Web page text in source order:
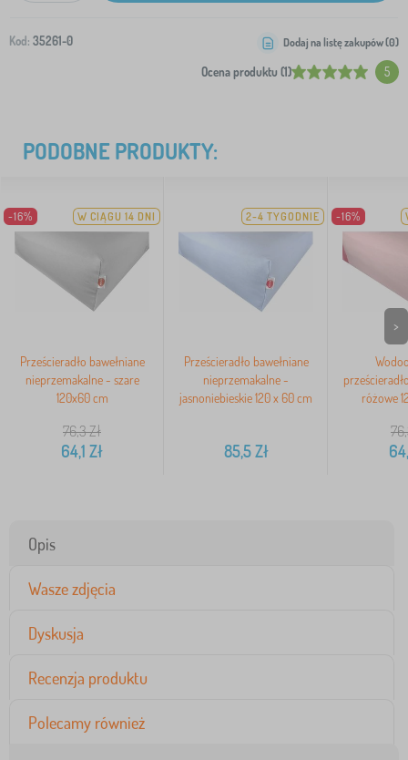
Kod: 35261-0
Ocena produktu (1) 5
Dodaj na listę zakupów (0)
PODOBNE PRODUKTY:
-16% W CIĄGU 14 DNI
Prześcieradło bawełniane
nieprzemakalne - szare
120x60 cm
76,3Zł
64,1 Zł
2-4 TYGODNIE
Prześcieradło bawełniane
nieprzemakalne -
jasnoniebieskie 120 x 60 cm
85,5Zł
-16%
różowe
>
Opis
Wasze zdjęcia
Dyskusja
Recenzja produktu
Polecamy również